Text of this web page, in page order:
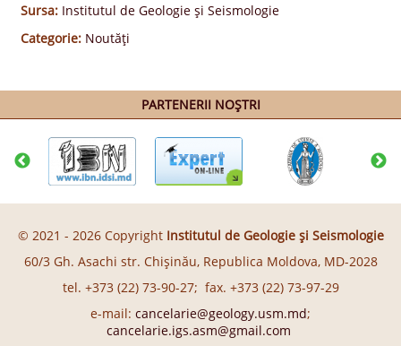
Sursa: Institutul de Geologie și Seismologie
Categorie: Noutăți
PARTENERII NOȘTRI
© 2021 - 2026 Copyright Institutul de Geologie și Seismologie
60/3 Gh. Asachi str. Chişinău, Republica Moldova, MD-2028
tel. +373 (22) 73-90-27; fax. +373 (22) 73-97-29
e-mail: cancelarie@geology.usm.md;
cancelarie.igs.asm@gmail.com